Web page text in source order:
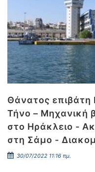
Θάνατος
Τήνο – Μηχανική
στο Ηράκλειο -
στη Σάμο -
30/07/2022 11:16 πμ.